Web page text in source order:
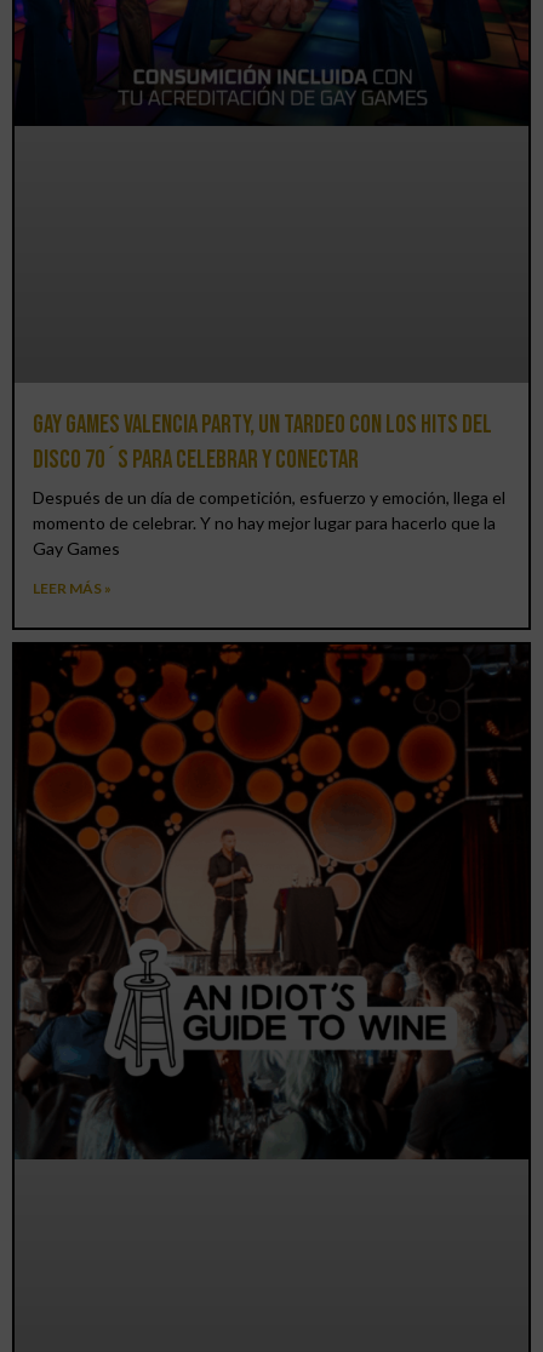
Gay Games Valencia Party, un tardeo con los hits del
DISCO 70´S para celebrar y conectar
Después de un día de competición, esfuerzo y emoción, llega el
momento de celebrar. Y no hay mejor lugar para hacerlo que la
Gay Games
LEER MÁS »